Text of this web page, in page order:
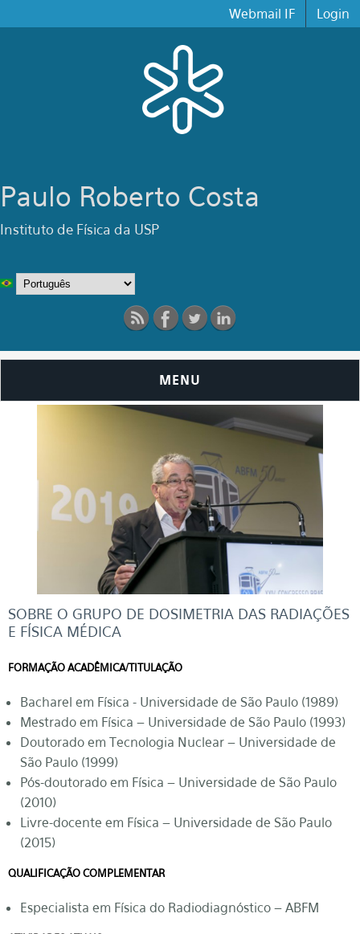
Webmail IF Login
Paulo Roberto Costa
Instituto de Física da USP
MENU
SOBRE O GRUPO DE DOSIMETRIA DAS RADIAÇÕES
E FÍSICA MÉDICA
FORMAÇÃO ACADÊMICA/TITULAÇÃO
Bacharel em Física - Universidade de São Paulo (1989)
Mestrado em Física – Universidade de São Paulo (1993)
Doutorado em Tecnologia Nuclear – Universidade de
São Paulo (1999)
Pós-doutorado em Física – Universidade de São Paulo
(2010)
Livre-docente em Física – Universidade de São Paulo
(2015)
QUALIFICAÇÃO COMPLEMENTAR
Especialista em Física do Radiodiagnóstico – ABFM